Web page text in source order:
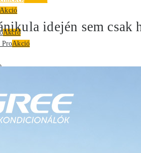
Akció
Akció
ProAkció
termékek
idején sem csak